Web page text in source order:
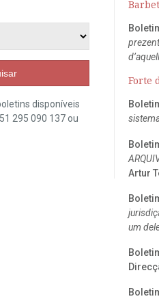
disponíveis
295 090 137 ou
Forte
Artur
um